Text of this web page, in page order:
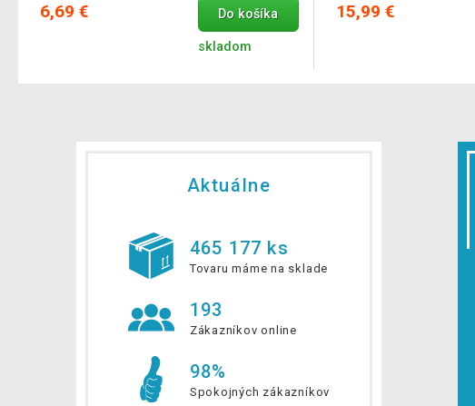
6,69 € Do košíka
skladom
15,99 €
Aktuálne
465 177 ks
Tovaru máme na sklade
193
Zákazníkov online
98%
Spokojných zákazníkov